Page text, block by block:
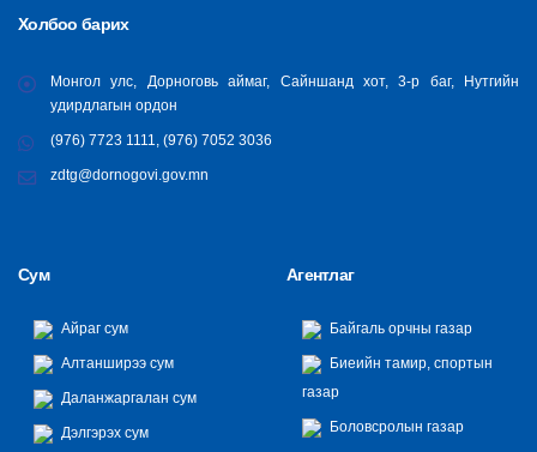
Холбоо барих
Монгол улс, Дорноговь аймаг, Сайншанд хот, 3-р баг, Нутгийн
удирдлагын ордон
(976) 7723 1111, (976) 7052 3036
zdtg@dornogovi.gov.mn
Сум
Айраг сум
Алтанширээ сум
Даланжаргалан сум
Дэлгэрэх сум
Агентлаг
Байгаль орчны газар
Биеийн тамир, спортын
газар
Боловсролын газар